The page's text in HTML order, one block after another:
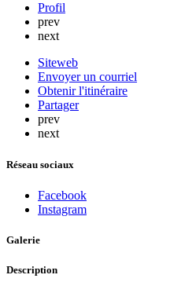
Profil
prev
next
Siteweb
Envoyer un courriel
Obtenir l'itinéraire
Partager
prev
next
Réseau sociaux
Facebook
Instagram
Galerie
Description